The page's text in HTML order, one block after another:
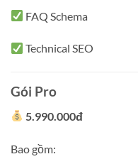
FAQ Schema
Technical SEO
Gói Pro
5.990.000đ
Bao gồm: